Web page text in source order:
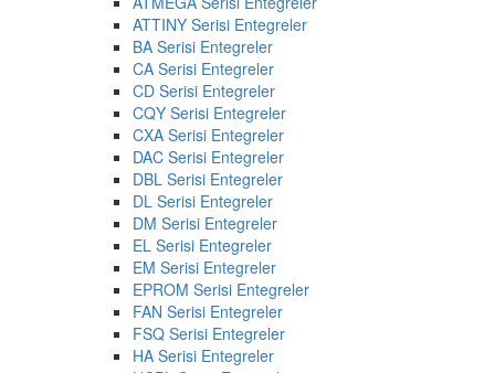
ATTINY Serisi Entegreler
BA Serisi Entegreler
CA Serisi Entegreler
CD Serisi Entegreler
CQY Serisi Entegreler
CXA Serisi Entegreler
DAC Serisi Entegreler
DBL Serisi Entegreler
DL Serisi Entegreler
DM Serisi Entegreler
EL Serisi Entegreler
EM Serisi Entegreler
EPROM Serisi Entegreler
FAN Serisi Entegreler
FSQ Serisi Entegreler
HA Serisi Entegreler